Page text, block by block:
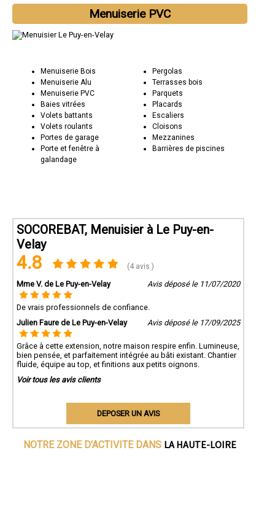
Menuiserie PVC
Menuiserie Bois
Menuiserie Alu
Menuiserie PVC
Baies vitrées
Volets battants
Volets roulants
Portes de garage
Porte et fenêtre à
galandage
Pergolas
Terrasses bois
Parquets
Placards
Escaliers
Cloisons
Mezzanines
Barrières de piscines
SOCOREBAT, Menuisier à Le Puy-en-
Velay
4.8 (4 avis )
Mme V. de Le Puy-en-Velay Avis déposé le 11/07/2020
De vrais professionnels de confiance.
Julien Faure de Le Puy-en-Velay
Avis déposé le 17/09/2025
Grâce à cette extension, notre maison respire enfin. Lumineuse,
bien pensée, et parfaitement intégrée au bâti existant. Chantier
fluide, équipe au top, et finitions aux petits oignons.
Voir tous les avis clients
DEPOSER UN AVIS
NOTRE ZONE D'ACTIVITE DANS LA HAUTE-LOIRE